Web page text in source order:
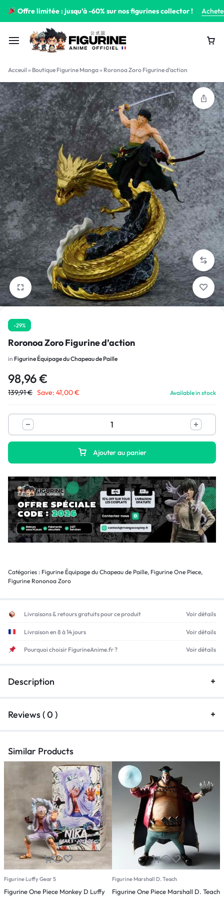
Offre limitée : jusqu’à -60% sur nos figurines collector !
Acceuil » Boutique Figurine Manga» Roronoa Zoro Figurine d’action
1/3
-29%
Roronoa Zoro Figurine d’action
in Figurine Équipage du Chapeau de Paille
98,96€
139,91€ Save: 41,00€ Available in stock
Ajouter au panier
Catégories : Figurine Équipage du Chapeau de Paille, Figurine One Piece,
Figurine Rononoa Zoro
Livraisons & retours gratuits pour ce produit Voir détails
Livraison en 8 à 14 jours Voir détails
Pourquoi choisir FigurineAnime.fr ? Voir détails
Description
Reviews ( 0 )
Similar Products
Figurine Luffy Gear 5
Figurine One Piece Monkey D Luffy
Figurine Marshall D. Teach
Figurine One Piece Marshall D. Teach